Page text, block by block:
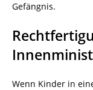
Gefängnis.
Wenn Kinder in